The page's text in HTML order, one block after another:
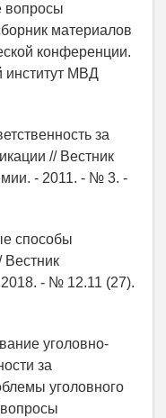
вопросы
материалов
конференции.
институт МВД
за
// Вестник
- 2011. - № 3. -
способы
Вестник
- № 12.11 (27).
уголовно-
за
уголовного